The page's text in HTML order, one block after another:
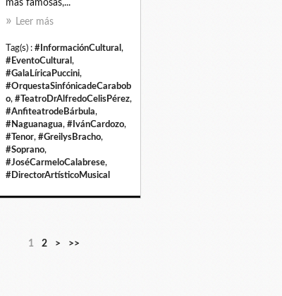
más famosas,...
Leer más
Tag(s) : #InformaciónCultural ,
#EventoCultural ,
#GalaLíricaPuccini,
#OrquestaSinfónicadeCarabob
o, #TeatroDrAlfredoCelisPérez,
#AnfiteatrodeBárbula,
#Naguanagua, #IvánCardozo,
#Tenor, #GreilysBracho,
#Soprano,
#JoséCarmeloCalabrese,
#DirectorArtísticoMusical
1 2 > >>